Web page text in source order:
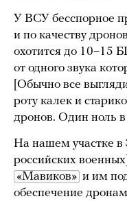
У ВСУ бесспорное
и по качеству
охотится до 10–15
от одного звука
[Обычно все
роту калек и
дронов. Один ноль
На нашем участке в
российских
«Мавиков» и им
обеспечение